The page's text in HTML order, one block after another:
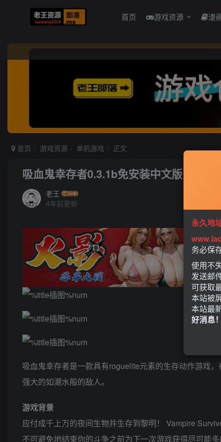
首页 游戏资源 漫
首页 游戏资源 单机游戏 正文
吸血鬼幸存者0.3.1b免安装中文版
老王
4年前更新
吸血鬼幸存者是一款具有roguelite元素的生存动作游戏
强大的如潮水般的敌人。
游戏背景
应付成千上万的夜间生物并生存到黎明！ Vampire
不可避免地结束你的斗争之前为下一次游戏获得尽可能
永久地
务必保
使用不
发送邮
可获取
本站被
本站最
好消息